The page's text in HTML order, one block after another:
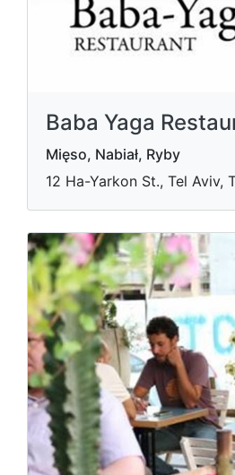
Baba Yaga
Mięso, Nabiał, Ryby
12 Ha-Yarkon St., Tel Aviv,